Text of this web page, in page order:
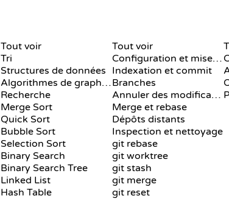
Tout voir
Tri
Structures de données
Algorithmes de graphes
Recherche
Merge Sort
Quick Sort
Bubble Sort
Selection Sort
Binary Search
Binary Search Tree
Linked List
Hash Table
Tout voir
Configuration et mise en place
Indexation et commit
Branches
Annuler des modifications
Merge et rebase
Dépôts distants
Inspection et nettoyage
git rebase
git worktree
git stash
git merge
git reset